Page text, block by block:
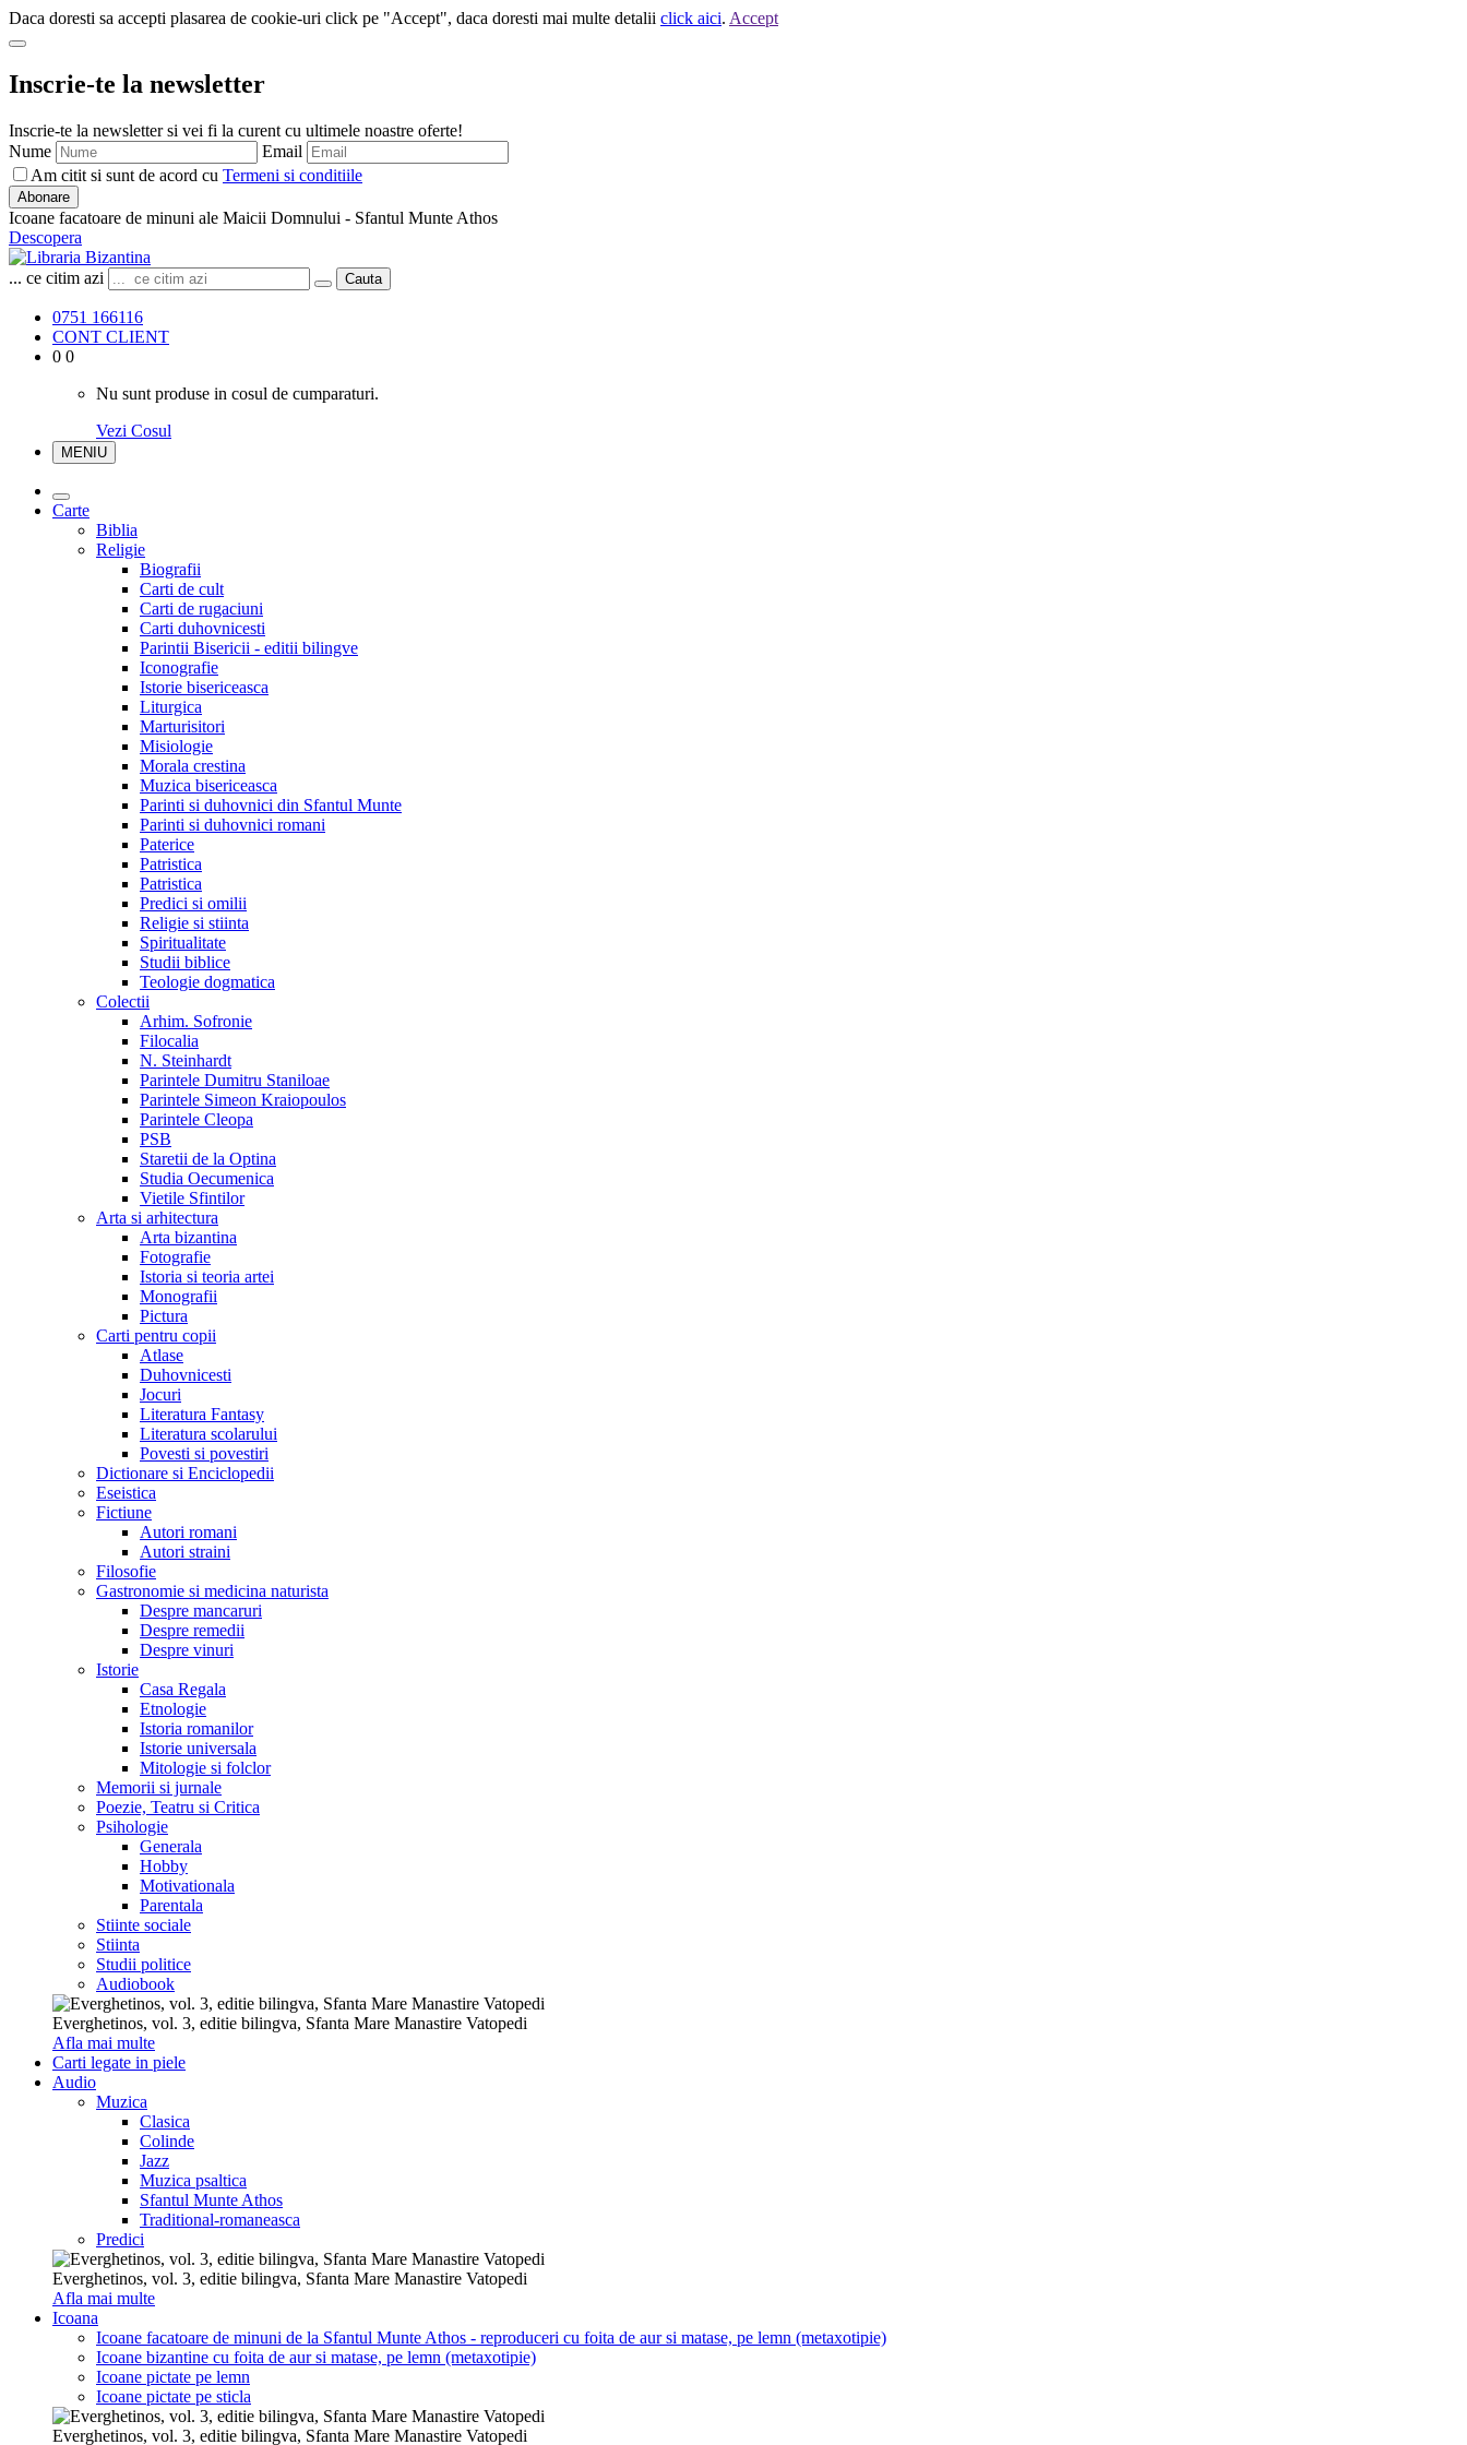
Daca doresti sa accepti plasarea de cookie-uri click pe "Accept", daca doresti mai multe detalii click aici. Accept
Inscrie-te la newsletter
Inscrie-te la newsletter si vei fi la curent cu ultimele noastre oferte!
Nume
Email
Am citit si sunt de acord cu Termeni si conditiile
Abonare
Icoane facatoare de minuni ale Maicii Domnului - Sfantul Munte Athos
Descopera
... ce citim azi Cauta
0751 166116
CONT CLIENT
0 0
Nu sunt produse in cosul de cumparaturi.
Vezi Cosul
MENIU
Carte
Biblia
Religie
Biografii
Carti de cult
Carti de rugaciuni
Carti duhovnicesti
Parintii Bisericii - editii bilingve
Iconografie
Istorie bisericeasca
Liturgica
Marturisitori
Misiologie
Morala crestina
Muzica bisericeasca
Parinti si duhovnici din Sfantul Munte
Parinti si duhovnici romani
Paterice
Patristica
Patristica
Predici si omilii
Religie si stiinta
Spiritualitate
Studii biblice
Teologie dogmatica
Colectii
Arhim. Sofronie
Filocalia
N. Steinhardt
Parintele Dumitru Staniloae
Parintele Simeon Kraiopoulos
Parintele Cleopa
PSB
Staretii de la Optina
Studia Oecumenica
Vietile Sfintilor
Arta si arhitectura
Arta bizantina
Fotografie
Istoria si teoria artei
Monografii
Pictura
Carti pentru copii
Atlase
Duhovnicesti
Jocuri
Literatura Fantasy
Literatura scolarului
Povesti si povestiri
Dictionare si Enciclopedii
Eseistica
Fictiune
Autori romani
Autori straini
Filosofie
Gastronomie si medicina naturista
Despre mancaruri
Despre remedii
Despre vinuri
Istorie
Casa Regala
Etnologie
Istoria romanilor
Istorie universala
Mitologie si folclor
Memorii si jurnale
Poezie, Teatru si Critica
Psihologie
Generala
Hobby
Motivationala
Parentala
Stiinte sociale
Stiinta
Studii politice
Audiobook
Everghetinos, vol. 3, editie bilingva, Sfanta Mare Manastire Vatopedi
Afla mai multe
Carti legate in piele
Audio
Muzica
Clasica
Colinde
Jazz
Muzica psaltica
Sfantul Munte Athos
Traditional-romaneasca
Predici
Everghetinos, vol. 3, editie bilingva, Sfanta Mare Manastire Vatopedi
Afla mai multe
Icoana
Icoane facatoare de minuni de la Sfantul Munte Athos - reproduceri cu foita de aur si matase, pe lemn (metaxotipie)
Icoane bizantine cu foita de aur si matase, pe lemn (metaxotipie)
Icoane pictate pe lemn
Icoane pictate pe sticla
Everghetinos, vol. 3, editie bilingva, Sfanta Mare Manastire Vatopedi